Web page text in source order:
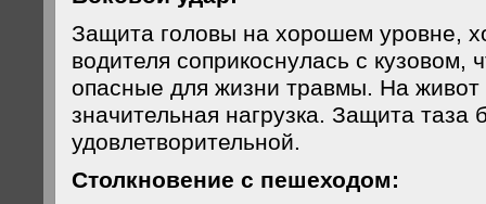
Защита головы на хорошем уровне,
водителя соприкоснулась с кузовом,
опасные для жизни травмы. На живот
значительная нагрузка. Защита таза
удовлетворительной.
Столкновение с пешеходом: